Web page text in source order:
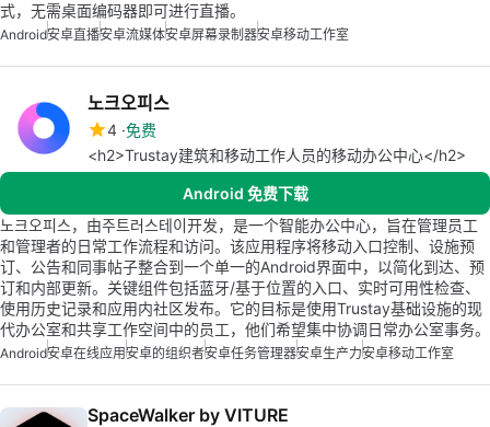
式，无需桌面编码器即可进行直播。
Android安卓直播安卓流媒体安卓屏幕录制器安卓移动工作室
노크오피스
4 免费
<h2>Trustay建筑和移动工作人员的移动办公中心</h2>
Android 免费下载
노크오피스，由주트러스테이开发，是一个智能办公中心，旨在管理员工
和管理者的日常工作流程和访问。该应用程序将移动入口控制、设施预
订、公告和同事帖子整合到一个单一的Android界面中，以简化到达、预
订和内部更新。关键组件包括蓝牙/基于位置的入口、实时可用性检查、
使用历史记录和应用内社区发布。它的目标是使用Trustay基础设施的现
代办公室和共享工作空间中的员工，他们希望集中协调日常办公室事务。
Android安卓在线应用安卓的组织者安卓任务管理器安卓生产力安卓移动工作室
SpaceWalker by VITURE